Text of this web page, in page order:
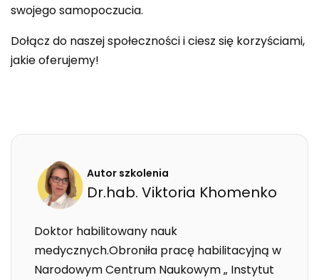
swojego samopoczucia.
Dołącz do naszej społeczności i ciesz się korzyściami,
jakie oferujemy!
Autor szkolenia
Dr.hab. Viktoria Khomenko
Doktor habilitowany nauk
medycznych.Obroniła pracę habilitacyjną w
Narodowym Centrum Naukowym „ Instytut